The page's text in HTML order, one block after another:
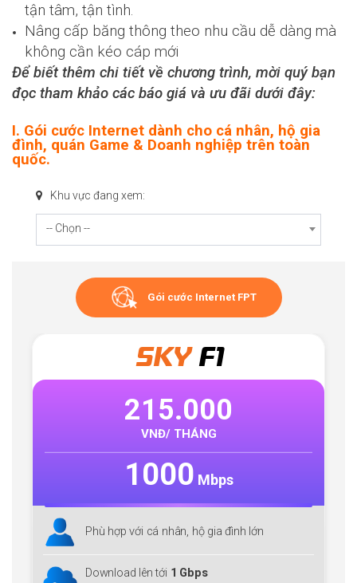
tận tâm, tận tình.
Nâng cấp băng thông theo nhu cầu dễ dàng mà
không cần kéo cáp mới
Để biết thêm chi tiết về chương trình, mời quý bạn
đọc tham khảo các báo giá và ưu đãi dưới đây:
I. Gói cước Internet dành cho cá nhân, hộ gia
đình, quán Game & Doanh nghiệp trên toàn
quốc.
Khu vực đang xem:
-- Chọn --
Gói cước Internet FPT
SKYF1
215.000
VNĐ/ THÁNG
1000 Mbps
Phù hợp với cá nhân, hộ gia đình lớn
Download lên tới 1 Gbps